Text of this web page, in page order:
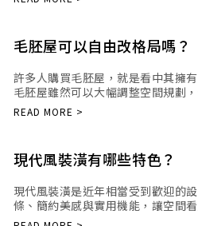
毛胚屋可以自由改格局嗎？
許多人購買毛胚屋，就是看中其擁
毛胚屋雖然可以大幅調整空間規劃
現代風裝潢有哪些特色？
現代風裝潢是近年相當受到歡迎的
條、簡約美感與實用機能，讓空間